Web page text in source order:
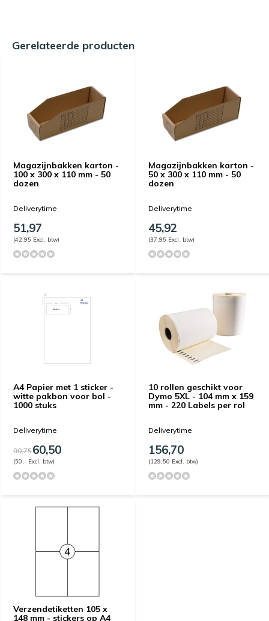
Gerelateerde producten
Magazijnbakken karton -
100 x 300 x 110 mm - 50
dozen
Deliverytime
51,97
(42,95 Excl. btw)
Magazijnbakken karton -
50 x 300 x 110 mm - 50
dozen
Deliverytime
45,92
(37,95 Excl. btw)
A4 Papier met 1 sticker -
witte pakbon voor bol -
1000 stuks
Deliverytime
90,7560,50
(50,- Excl. btw)
10 rollen geschikt voor
Dymo 5XL - 104 mm x 159
mm - 220 Labels per rol
Deliverytime
156,70
(129,50 Excl. btw)
Verzendetiketten 105 x
148 mm - stickers op A4